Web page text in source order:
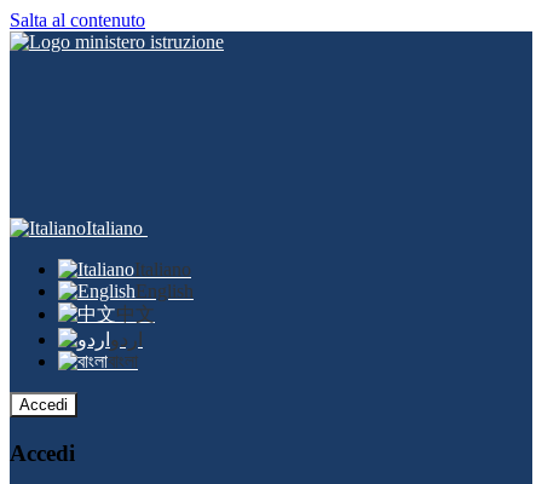
Salta al contenuto
Italiano
Italiano
English
中文
اردو
বাংলা
Accedi
Accedi